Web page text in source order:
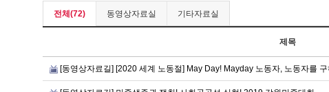
전체(72) 동영상자료실 기타자료실
제목
[동영상자료길] [2020 세계 노동절] May Day! Mayday 노동자, 노동자를